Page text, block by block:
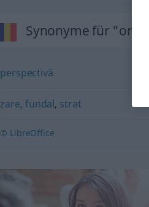
Synonyme für
perspectivă
zare,fundal, strat
© LibreOffice